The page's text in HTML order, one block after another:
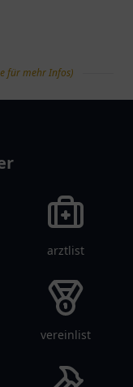
für mehr Infos)
arztlist
vereinlist